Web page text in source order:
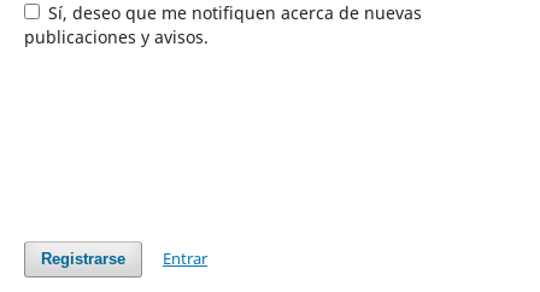
Sí, deseo que me notifiquen acerca de nuevas
publicaciones y avisos.
Registrarse Entrar